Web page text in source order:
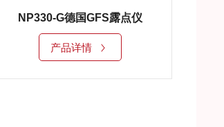
NP330-G德国GFS露点仪
产品详情